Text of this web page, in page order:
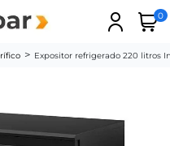
0
Expositor refrigerado 220 litros